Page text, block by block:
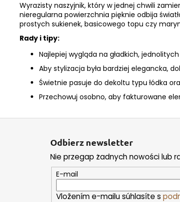
Wyrazisty naszyjnik, który w jednej chwili
nieregularna powierzchnia pięknie odbija
prostych sukienek, basicowego topu czy
Rady i tipy:
Najlepiej wygląda na gładkich,
Aby stylizacja była bardziej elegancka,
Świetnie pasuje do dekoltu typu łódka
Przechowuj osobno, aby fakturowane
Odbierz newsletter
Nie przegap żadnych nowości lub
E-mail
Vložením e-mailu súhlasíte s